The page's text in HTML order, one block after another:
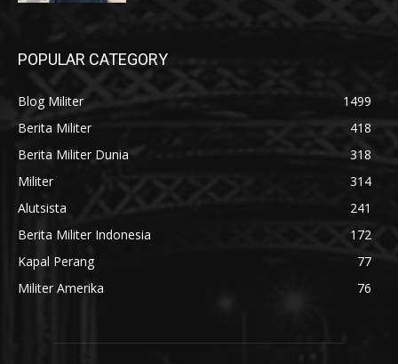
POPULAR CATEGORY
Blog Militer
1499
Berita Militer
418
Berita Militer Dunia
318
Militer
314
Alutsista
241
Berita Militer Indonesia
172
Kapal Perang
77
Militer Amerika
76